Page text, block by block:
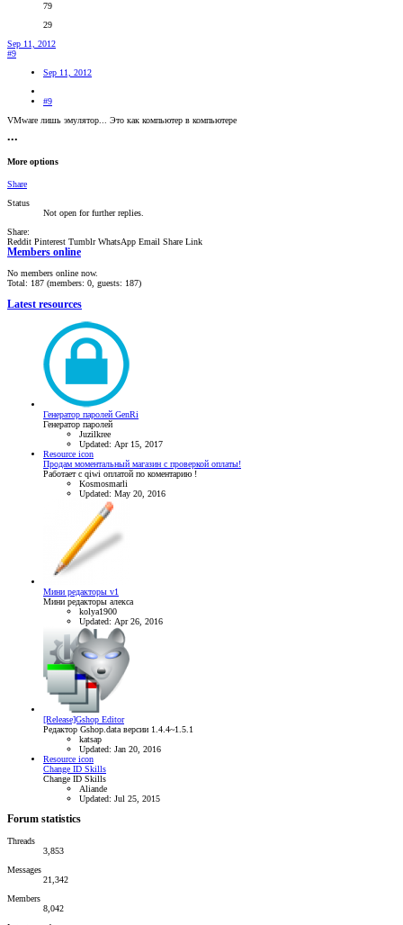
79
29
Sep 11, 2012
#9
Sep 11, 2012
#9
VMware лишь эмулятор... Это как компьютер в компьютере
•••
More options
Share
Status
Not open for further replies.
Share:
Reddit Pinterest Tumblr WhatsApp Email Share Link
Members online
No members online now.
Total: 187 (members: 0, guests: 187)
Latest resources
Генератор паролей GenRi
Генератор паролей
Juzilkree
Updated: Apr 15, 2017
Resource icon
Продам моментальный магазин с проверкой оплаты!
Работает с qiwi оплатой по коментарию !
Kosmosmarli
Updated: May 20, 2016
Мини редакторы v1
Мини редакторы алекса
kolya1900
Updated: Apr 26, 2016
[Release]Gshop Editor
Редактор Gshop.data версии 1.4.4~1.5.1
katsap
Updated: Jan 20, 2016
Resource icon
Change ID Skills
Change ID Skills
Aliande
Updated: Jul 25, 2015
Forum statistics
Threads
3,853
Messages
21,342
Members
8,042